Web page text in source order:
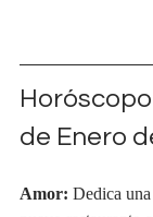
de Enero
Amor: Dedica